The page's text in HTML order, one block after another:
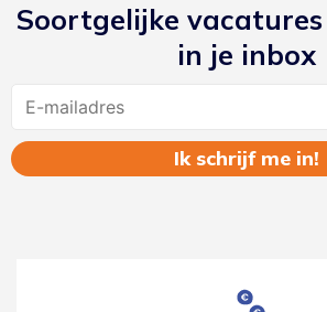
Soortgelijke
in je inbox